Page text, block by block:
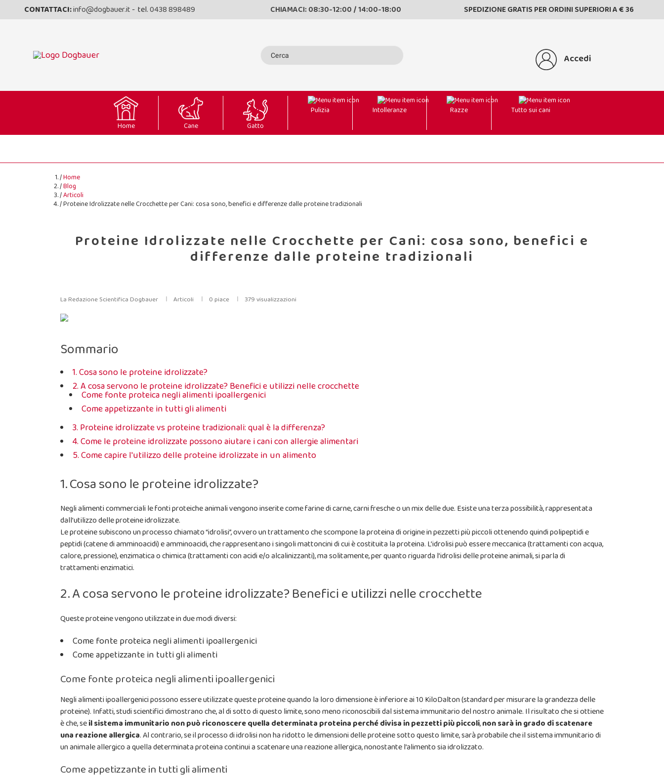
CONTATTACI:info@dogbauer.it - tel.0438 898489 CHIAMACI: 08:30-12:00 / 14:00-18:00 SPEDIZIONE GRATIS PER ORDINI SUPERIORI A € 36
Accedi
Home Cane Gatto
Pulizia Intolleranze Razze Tutto sui cani
Home
Blog
Articoli
Proteine Idrolizzate nelle Crocchette per Cani: cosa sono, benefici e differenze dalle proteine tradizionali
Proteine Idrolizzate nelle Crocchette per Cani: cosa sono, benefici e
differenze dalle proteine tradizionali
La Redazione Scientifica Dogbauer Articoli 0 piace 379 visualizzazioni
Sommario
1. Cosa sono le proteine idrolizzate?
2. A cosa servono le proteine idrolizzate? Benefici e utilizzi nelle crocchette
Come fonte proteica negli alimenti ipoallergenici
Come appetizzante in tutti gli alimenti
3. Proteine idrolizzate vs proteine tradizionali: qual è la differenza?
4. Come le proteine idrolizzate possono aiutare i cani con allergie alimentari
5. Come capire l'utilizzo delle proteine idrolizzate in un alimento
1. Cosa sono le proteine idrolizzate?
Negli alimenti commerciali le fonti proteiche animali vengono inserite come farine di carne, carni fresche o un mix delle due. Esiste una terza possibilità, rappresentata
dall’utilizzo delle proteine idrolizzate.
Le proteine subiscono un processo chiamato “idrolisi”, ovvero un trattamento che scompone la proteina di origine in pezzetti più piccoli ottenendo quindi polipeptidi e
peptidi (catene di amminoacidi) e amminoacidi, che rappresentano i singoli mattoncini di cui è costituita la proteina. L’idrolisi può essere meccanica (trattamenti con acqua,
calore, pressione), enzimatica o chimica (trattamenti con acidi e/o alcalinizzanti), ma solitamente, per quanto riguarda l’idrolisi delle proteine animali, si parla di
trattamenti enzimatici.
2. A cosa servono le proteine idrolizzate? Benefici e utilizzi nelle crocchette
Queste proteine vengono utilizzate in due modi diversi:
Come fonte proteica negli alimenti ipoallergenici
Come appetizzante in tutti gli alimenti
Come fonte proteica negli alimenti ipoallergenici
Negli alimenti ipoallergenici possono essere utilizzate queste proteine quando la loro dimensione è inferiore ai 10 KiloDalton (standard per misurare la grandezza delle
proteine). Infatti, studi scientifici dimostrano che, al di sotto di questo limite, sono meno riconoscibili dal sistema immunitario del nostro animale. Il risultato che si ottiene
è che, seil sistema immunitario non può riconoscere quella determinata proteina perché divisa in pezzetti più piccoli,non sarà in grado di scatenare
una reazione allergica. Al contrario, se il processo di idrolisi non ha ridotto le dimensioni delle proteine sotto questo limite, sarà probabile che il sistema immunitario di
un animale allergico a quella determinata proteina continui a scatenare una reazione allergica, nonostante l’alimento sia idrolizzato.
Come appetizzante in tutti gli alimenti